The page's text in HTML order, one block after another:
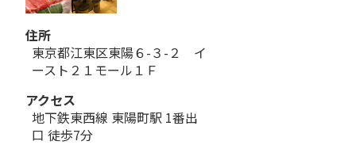
住所
東京都江東区東陽６-３-２ イ
ースト２１モール１Ｆ
アクセス
地下鉄東西線 東陽町駅 1番出
口 徒歩7分